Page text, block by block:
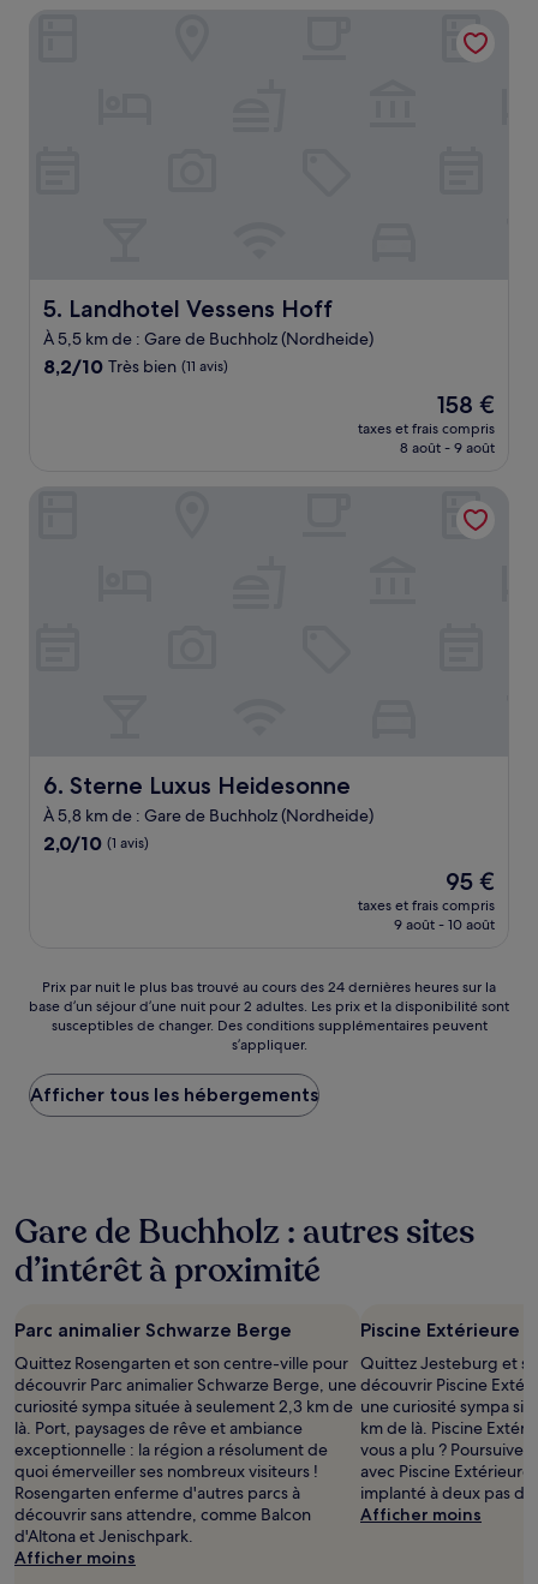
de
75 €
5. Landhotel Vessens Hoff
Landhotel Vessens Hoff
À 5,5 km de : Gare de Buchholz (Nordheide)
8.2
8,2/10 Très bien (11 avis)
Le
nouveau
prix
de
158 €
158 €
taxes et frais compris
8 août - 9 août
6. Sterne Luxus Heidesonne
Sterne Luxus Heidesonne
À 5,8 km de : Gare de Buchholz (Nordheide)
2.0
2,0/10 (1 avis)
Le
nouveau
prix
95 €
95 €
taxes et frais compris
9 août - 10 août
Prix
par
nuit
plus
bas
trouvé
heures
sur
la
séjour
d’une
nuit
pour
2 adultes.
Les
prix
et
la
disponibilité
sont
susceptibles
Prix par nuit le plus bas trouvé au cours des 24 dernières heures sur la
base d’un séjour d’une nuit pour 2 adultes. Les prix et la disponibilité sont
susceptibles de changer. Des conditions supplémentaires peuvent
s’appliquer.
Afficher tous les hébergements
Gare de Buchholz : autres sites
d’intérêt à proximité
Parc animalier Schwarze Berge
Quittez Rosengarten et son centre-ville pour
découvrir Parc animalier Schwarze Berge, une
curiosité sympa située à seulement 2,3 km de
là. Port, paysages de rêve et ambiance
exceptionnelle : la région a résolument de
quoi émerveiller ses nombreux visiteurs !
Rosengarten enferme d'autres parcs à
découvrir sans attendre, comme Balcon
d'Altona et Jenischpark.
Afficher moins
Piscine Extérieure
Quittez Jesteburg et
découvrir Piscine
une curiosité sympa
km de là. Piscine
vous a plu ?
avec Piscine
implanté à deux pas de
Afficher moins